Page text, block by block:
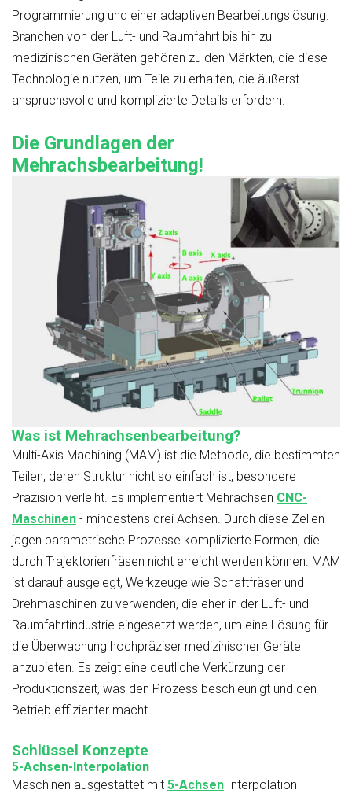
Programmierung und einer adaptiven Bearbeitungslösung.
Branchen von der Luft- und Raumfahrt bis hin zu
medizinischen Geräten gehören zu den Märkten, die diese
Technologie nutzen, um Teile zu erhalten, die äußerst
anspruchsvolle und komplizierte Details erfordern.
Die Grundlagen der
Mehrachsbearbeitung!
Was ist Mehrachsenbearbeitung?
Multi-Axis Machining (MAM) ist die Methode, die bestimmten
Teilen, deren Struktur nicht so einfach ist, besondere
Präzision verleiht. Es implementiert Mehrachsen CNC-
Maschinen - mindestens drei Achsen. Durch diese Zellen
jagen parametrische Prozesse komplizierte Formen, die
durch Trajektorienfräsen nicht erreicht werden können. MAM
ist darauf ausgelegt, Werkzeuge wie Schaftfräser und
Drehmaschinen zu verwenden, die eher in der Luft- und
Raumfahrtindustrie eingesetzt werden, um eine Lösung für
die Überwachung hochpräziser medizinischer Geräte
anzubieten. Es zeigt eine deutliche Verkürzung der
Produktionszeit, was den Prozess beschleunigt und den
Betrieb effizienter macht.
Schlüssel Konzepte
5-Achsen-Interpolation
Maschinen ausgestattet mit 5-Achsen Interpolation